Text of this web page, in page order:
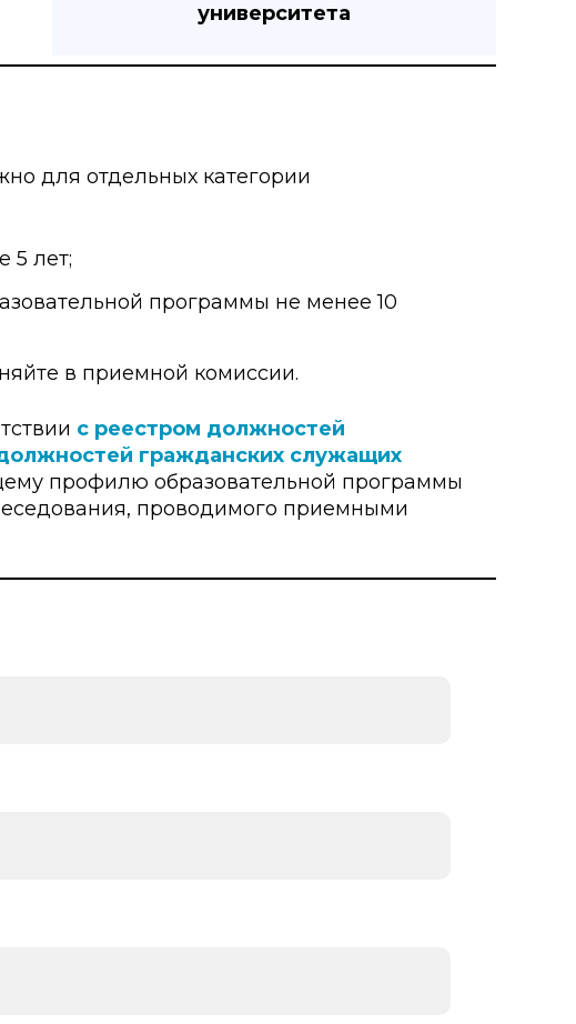
университета
для отдельных категории
5 лет;
программы не менее 10
в приемной комиссии.
с реестром должностей
гражданских служащих
профилю образовательной программы
проводимого приемными